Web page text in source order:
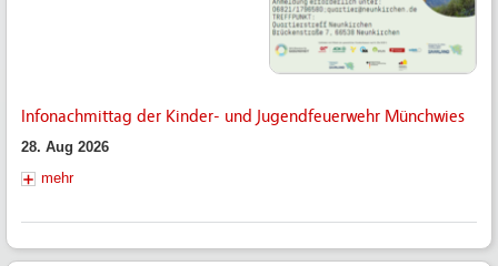
Infonachmittag der Kinder- und Jugendfeuerwehr Münchwies
28. Aug 2026
mehr